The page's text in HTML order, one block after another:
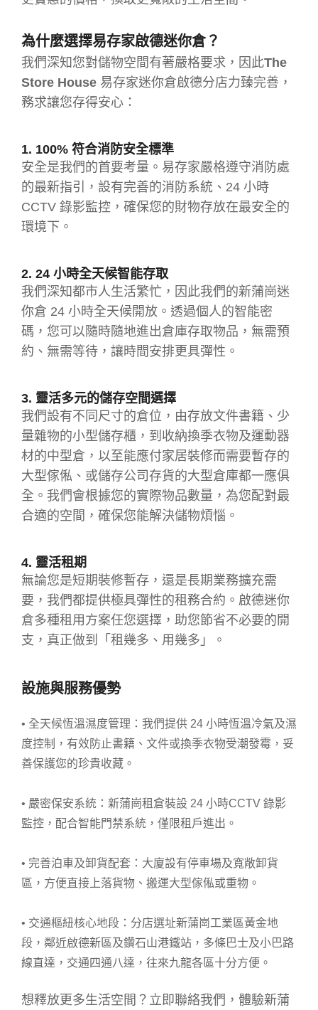
為什麼選擇易存家啟德迷你倉？
我們深知您對儲物空間有著嚴格要求，因此The
Store House 易存家迷你倉啟德分店力臻完善，
務求讓您存得安心：
1. 100% 符合消防安全標準
安全是我們的首要考量。易存家嚴格遵守消防處
的最新指引，設有完善的消防系統、24 小時
CCTV 錄影監控，確保您的財物存放在最安全的
環境下。
2. 24 小時全天候智能存取
我們深知都市人生活繁忙，因此我們的新蒲崗迷
你倉 24 小時全天候開放。透過個人的智能密
碼 ，您可以隨時隨地進出倉庫存取物品，無需預
約、無需等待，讓時間安排更具彈性。
3. 靈活多元的儲存空間選擇
我們設有不同尺寸的倉位，由存放文件書籍、少
量雜物的小型儲存櫃，到收納換季衣物及運動器
材的中型倉，以至能應付家居裝修而需要暫存的
大型傢俬、或儲存公司存貨的大型倉庫都一應俱
全。我們會根據您的實際物品數量，為您配對最
合適的空間，確保您能解決儲物煩惱。
4. 靈活租期
無論您是短期裝修暫存，還是長期業務擴充需
要，我們都提供極具彈性的租務合約。啟德迷你
倉多種租用方案任您選擇，助您節省不必要的開
支，真正做到「租幾多、用幾多」。
設施與服務優勢
• 全天候恆溫濕度管理：我們提供 24 小時恆溫冷氣及濕
度控制，有效防止書籍、文件或換季衣物受潮發霉，妥
善保護您的珍貴收藏。
• 嚴密保安系統：新蒲崗租倉裝設 24 小時CCTV 錄影
監控，配合智能門禁系統，僅限租戶進出。
• 完善泊車及卸貨配套：大廈設有停車場及寬敞卸貨
區，方便直接上落貨物、搬運大型傢俬或重物。
• 交通樞紐核心地段：分店選址新蒲崗工業區黃金地
段，鄰近啟德新區及鑽石山港鐵站，多條巴士及小巴路
線直達，交通四通八達，往來九龍各區十分方便。
想釋放更多生活空間？立即聯絡我們，體驗新蒲